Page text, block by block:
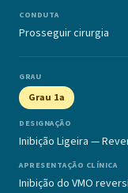
Prosseguir cirurgia
Grau 1a
Inibição Ligeira —
Inibição do VMO